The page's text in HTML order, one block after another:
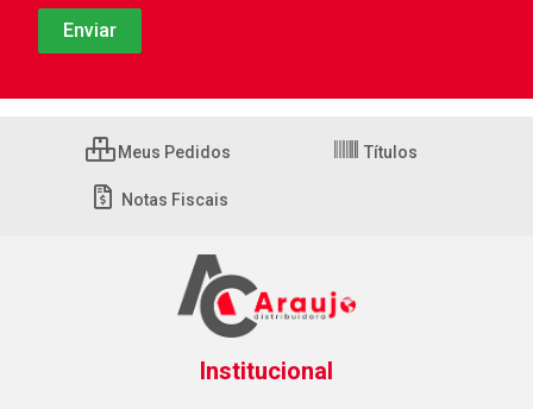
Meus Pedidos Títulos
Notas Fiscais
Institucional